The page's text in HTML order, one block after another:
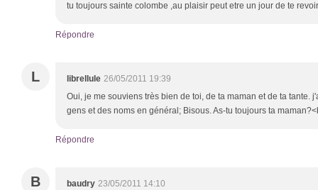
tu toujours sainte colombe ,au plaisir peut etre un jour de te
Répondre
L librellule 26/05/2011 19:39
Oui, je me souviens très bien de toi, de ta maman et de ta tante.
gens et des noms en général; Bisous. As-tu toujours ta
Répondre
B baudry 23/05/2011 14:10